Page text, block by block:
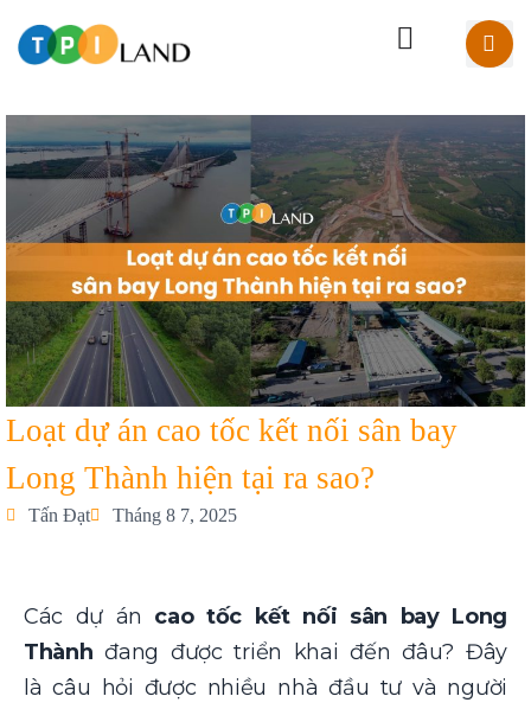
Loạt dự án cao tốc kết nối sân bay
Long Thành hiện tại ra sao?
Tấn Đạt Tháng 8 7, 2025
Các dự án cao tốc kết nối sân bay Long
Thành đang được triển khai đến đâu? Đây
là câu hỏi được nhiều nhà đầu tư và người